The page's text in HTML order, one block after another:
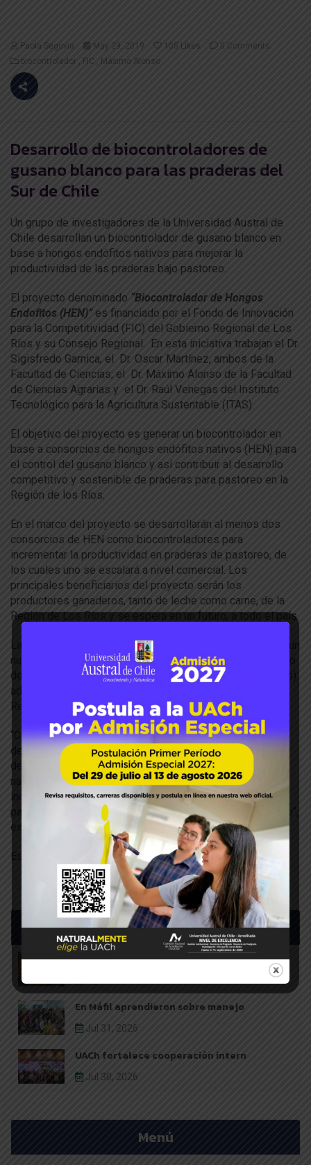
Paola Segovia May 29, 2019 105 Likes
0 Comments
biocontrolador
FIC Máximo Alonso
Desarrollo de biocontroladores de
gusano blanco para las praderas del
Sur de Chile
Un grupo de investigadores de la Universidad Austral de
Chile desarrollan un biocontrolador de gusano blanco en
base a hongos endófitos nativos para mejorar la
productividad de las praderas bajo pastoreo.
El proyecto denominado “Biocontrolador de Hongos
Endofitos (HEN)”es financiado por el Fondo de Innovación
para la Competitividad (FIC) del Gobierno Regional de Los
Ríos y su Consejo Regional. En esta iniciativa trabajan el Dr.
Sigisfredo Garnica, el Dr. Oscar Martínez, ambos de la
Facultad de Ciencias; el Dr. Máximo Alonso de la Facultad
de Ciencias Agrarias y el Dr. Raúl Venegas del Instituto
Tecnológico para la Agricultura Sustentable (ITAS).
El objetivo del proyecto es generar un biocontrolador en
base a consorcios de hongos endófitos nativos (HEN) para
el control del gusano blanco y así contribuir al desarrollo
competitivo y sostenible de praderas para pastoreo en la
Región de los Ríos.
En el marco del proyecto se desarrollarán al menos dos
consorcios de HEN como biocontroladores para
incrementar la productividad en praderas de pastoreo, de
los cuales uno se escalará a nivel comercial. Los
principales beneficiarios del proyecto serán los
productores ganaderos, tanto de leche como carne, de la
Región de Los Ríos y se espera en un futuro, a todo el país.
La innovación biotecnológica se basa en el desarrollo de un
nuevo biocontrolador en base a un inoculante haciendo uso
de la biodiversidad de HEN (dos o más hongos diferentes)
adaptados a las condiciones medioambientales de la
Región de Los Ríos.
“Como el biocontrolador es conformado por un consorcio
de HEN, permitirá incrementar la eficiencia de la infección
de las plantas las cuales representan sus huéspedes
naturales. La aplicación de este nuevo inoculante
incrementará la productividad de las praderas bajo
pastoreo, aumentando la rentabilidad del negocio pecuario”,
explica el Dr. Máximo Alonso.
Este Artículo fue publicado en elCampo Sureño
Últimas noticias
Mesa Frutícola de Los Ríos avanz
En Máfil aprendieron sobre manejo
Jul 31, 2026
UACh fortalece cooperación intern
Jul 30, 2026
Menú